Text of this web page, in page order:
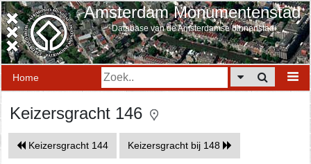
Amsterdam Monumentenstad
Database van de Amsterdamse binnenstad
Home
Keizersgracht 146
Keizersgracht 144 Keizersgracht bij 148